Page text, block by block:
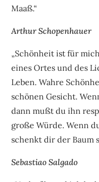
Maaß.“
Arthur Schopenhauer
„Schönheit ist für
eines Ortes und des
Leben. Wahre
schönen Gesicht.
dann mußt du ihn
große Würde. Wenn
schenkt dir der Baum
Sebastiao Salgado